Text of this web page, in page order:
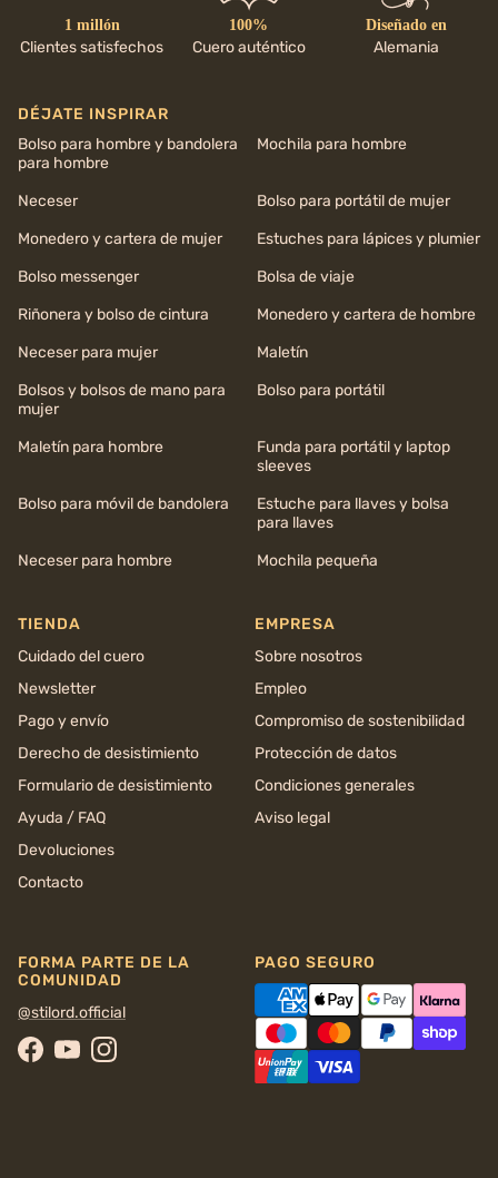
1 millón
Clientes satisfechos
100%
Cuero auténtico
Diseñado en
Alemania
DÉJATE INSPIRAR
Bolso para hombre y bandolera
para hombre
Mochila para hombre
Neceser
Bolso para portátil de mujer
Monedero y cartera de mujer
Estuches para lápices y plumier
Bolso messenger
Bolsa de viaje
Riñonera y bolso de cintura
Monedero y cartera de hombre
Neceser para mujer
Maletín
Bolsos y bolsos de mano para
mujer
Bolso para portátil
Maletín para hombre
Funda para portátil y laptop
sleeves
Bolso para móvil de bandolera
Estuche para llaves y bolsa
para llaves
Neceser para hombre
Mochila pequeña
TIENDA
Cuidado del cuero
Newsletter
Pago y envío
Derecho de desistimiento
Formulario de desistimiento
Ayuda / FAQ
Devoluciones
Contacto
EMPRESA
Sobre nosotros
Empleo
Compromiso de sostenibilidad
Protección de datos
Condiciones generales
Aviso legal
FORMA PARTE DE LA
COMUNIDAD
@stilord.official
Facebook
YouTubeInstagram
PAGO SEGURO